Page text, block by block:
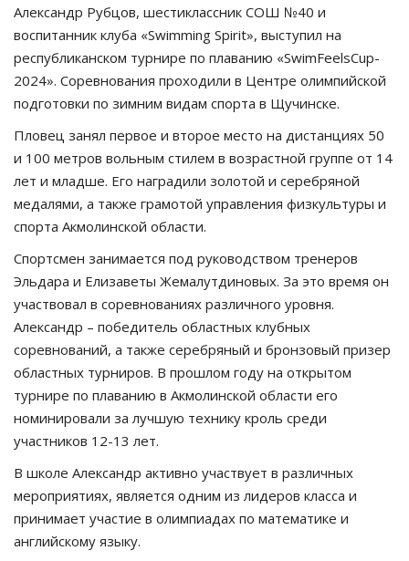
Язык
Қазақша Русский
Александр Рубцов, шестиклассник СОШ №40 и
воспитанник клуба «Swimming Spirit», выступил на
республиканском турнире по плаванию «SwimFeelsCup-
2024». Соревнования проходили в Центре олимпийской
подготовки по зимним видам спорта в Щучинске.
Пловец занял первое и второе место на дистанциях 50
и 100 метров вольным стилем в возрастной группе от 14
лет и младше. Его наградили золотой и серебряной
медалями, а также грамотой управления физкультуры и
спорта Акмолинской области.
Спортсмен занимается под руководством тренеров
Эльдара и Елизаветы Жемалутдиновых. За это время он
участвовал в соревнованиях различного уровня.
Александр – победитель областных клубных
соревнований, а также серебряный и бронзовый призер
областных турниров. В прошлом году на открытом
турнире по плаванию в Акмолинской области его
номинировали за лучшую технику кроль среди
участников 12-13 лет.
В школе Александр активно участвует в различных
мероприятиях, является одним из лидеров класса и
принимает участие в олимпиадах по математике и
английскому языку.